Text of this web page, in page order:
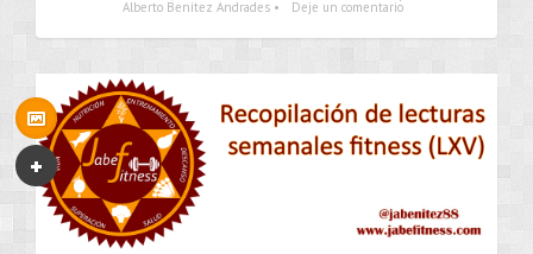
Alberto Benítez Andrades • Deje un comentario